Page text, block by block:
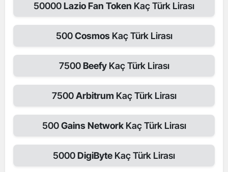
50000Lazio Fan Token Kaç Türk Lirası
500Cosmos Kaç Türk Lirası
7500Beefy Kaç Türk Lirası
7500Arbitrum Kaç Türk Lirası
500Gains Network Kaç Türk Lirası
5000DigiByte Kaç Türk Lirası